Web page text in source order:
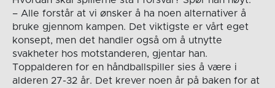
– Alle forstår at vi ønsker å ha noen alternativer å
bruke gjennom kampen. Det viktigste er vårt eget
konsept, men det handler også om å utnytte
svakheter hos motstanderen, gjentar han.
Toppalderen for en håndballspiller sies å være i
alderen 27-32 år. Det krever noen år på baken for at